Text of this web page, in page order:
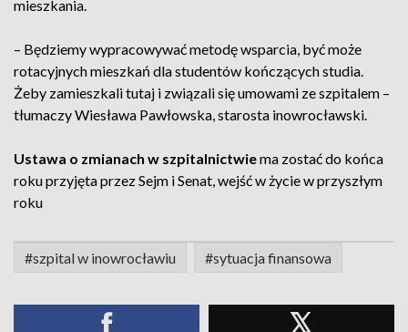
mieszkania.
– Będziemy wypracowywać metodę wsparcia, być może
rotacyjnych mieszkań dla studentów kończących studia.
Żeby zamieszkali tutaj i związali się umowami ze szpitalem –
tłumaczy Wiesława Pawłowska, starosta inowrocławski.
Ustawa o zmianach w szpitalnictwiema zostać do końca
roku przyjęta przez Sejm i Senat, wejść w życie w przyszłym
roku
#szpital w inowrocławiu #sytuacja finansowa